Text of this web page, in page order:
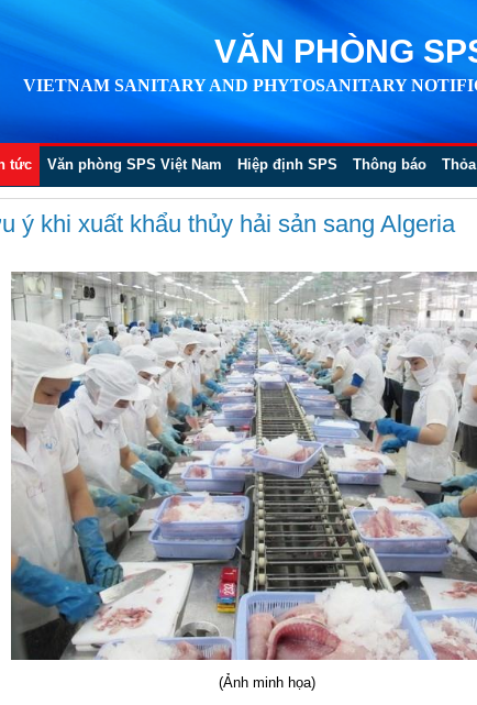
VĂN PHÒNG
VIETNAM SANITARY AND PHYTOSANITARY
tức Văn phòng SPS Việt Nam Hiệp định SPS Thông báo
ý khi xuất khẩu thủy hải sản sang Algeria
(Ảnh minh họa)